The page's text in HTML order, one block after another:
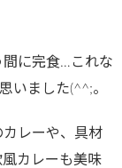
間に完食…これな
いました(^^;。
レーや、具材
カレーも美味